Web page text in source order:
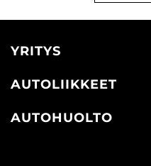
YRITYS
AUTOLIIKKEET
AUTOHUOLTO